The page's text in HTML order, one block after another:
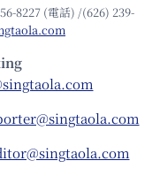
8227 (電話) /(626) 239-